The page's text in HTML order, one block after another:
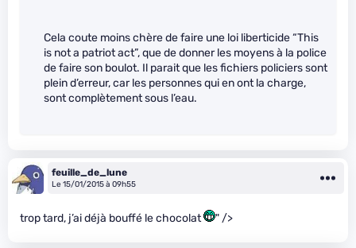
Cela coute moins chère de faire une loi liberticide “This
is not a patriot act”, que de donner les moyens à la police
de faire son boulot. Il parait que les fichiers policiers sont
plein d’erreur, car les personnes qui en ont la charge,
sont complètement sous l’eau.
feuille_de_lune
Le 15/01/2015 à 09h55
trop tard, j’ai déjà bouffé le chocolat " />